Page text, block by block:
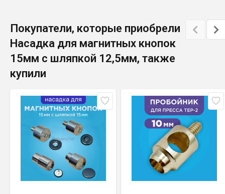
Покупатели, которые приобрели
Насадка для магнитных кнопок
15мм с шляпкой 12,5мм, также
купили